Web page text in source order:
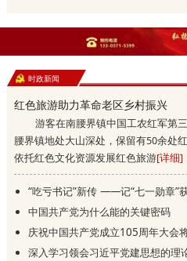
时政新闻
红色旅游助力革命老区乡村振兴
游客在南腰界镇中国工农红军第
腰界镇地处大山深处，保留有50余处
依托红色文化资源发展红色旅游[详细]
中国共产党为什么能的关键密码
深入学习领会习近平党建思想的理